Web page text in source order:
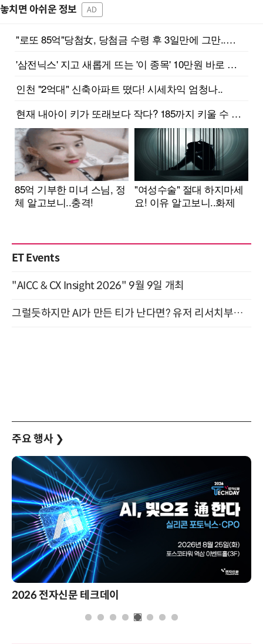
놓치면 아쉬운 정보 AD
ET Events
"AICC & CX Insight 2026" 9월 9일 개최
그럴듯하지만 AI가 만든 티가 난다면? 유저 리서치부터 배포까지! (9/15)
주요 행사 ❯
2026 전자신문 테크데이